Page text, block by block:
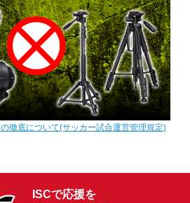
徹底について(サッカー試合運営管理規定)
ISCで応援を